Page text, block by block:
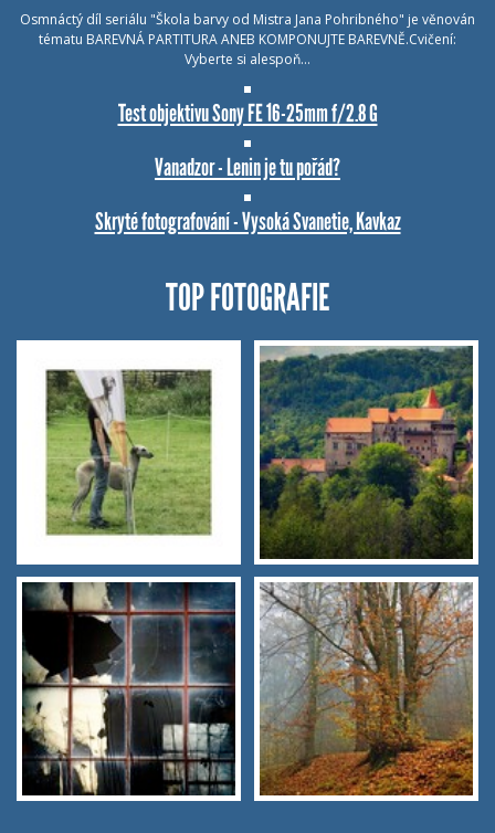
Osmnáctý díl seriálu "Škola barvy od Mistra Jana Pohribného" je věnován
tématu BAREVNÁ PARTITURA ANEB KOMPONUJTE BAREVNĚ.Cvičení:
Vyberte si alespoň…
Test objektivu Sony FE 16-25mm f/2.8 G
Vanadzor - Lenin je tu pořád?
Skryté fotografování - Vysoká Svanetie, Kavkaz
TOP FOTOGRAFIE